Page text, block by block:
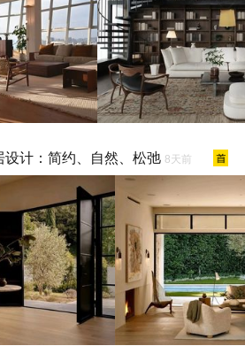
计：简约、自然、松弛 8天前